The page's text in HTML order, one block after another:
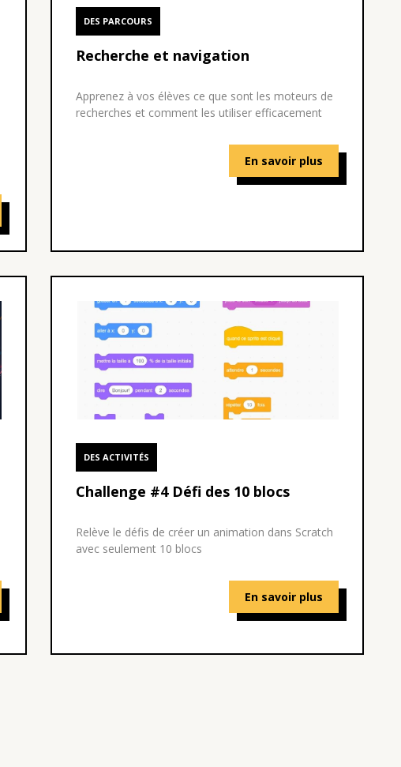
DES PARCOURS
Recherche et navigation
Apprenez à vos élèves ce que sont les moteurs de
recherches et comment les utiliser efficacement
En savoir plus
DES ACTIVITÉS
Challenge #4 Défi des 10 blocs
Relève le défis de créer un animation dans Scratch
avec seulement 10 blocs
En savoir plus